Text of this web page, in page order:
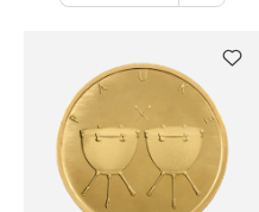
Warenkorb